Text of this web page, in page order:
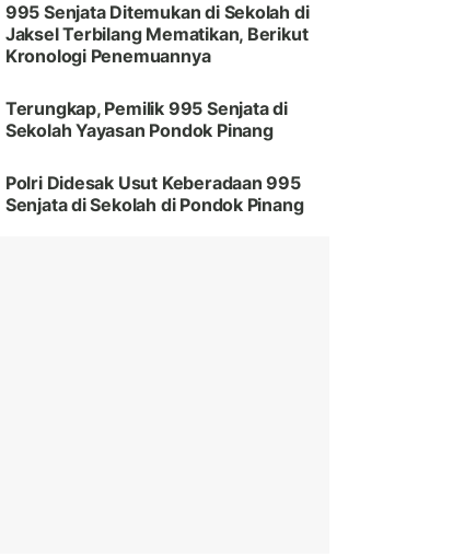
995 Senjata Ditemukan di Sekolah di
Jaksel Terbilang Mematikan, Berikut
Kronologi Penemuannya
Terungkap, Pemilik 995 Senjata di
Sekolah Yayasan Pondok Pinang
Polri Didesak Usut Keberadaan 995
Senjata di Sekolah di Pondok Pinang